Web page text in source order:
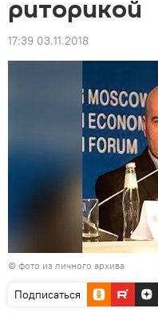
риторикой
17:39 03.11.2018
© фото из личного архива
Подписаться